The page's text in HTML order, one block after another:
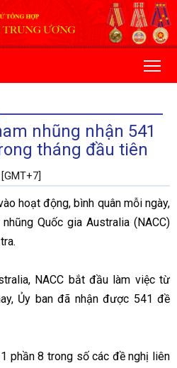
nhũng nhận 541
tháng đầu tiên
hoạt động, bình quân mỗi ngày,
Quốc gia Australia (NACC)
NACC bắt đầu làm việc từ
Ủy ban đã nhận được 541 đề
phần 8 trong số các đề nghị liên